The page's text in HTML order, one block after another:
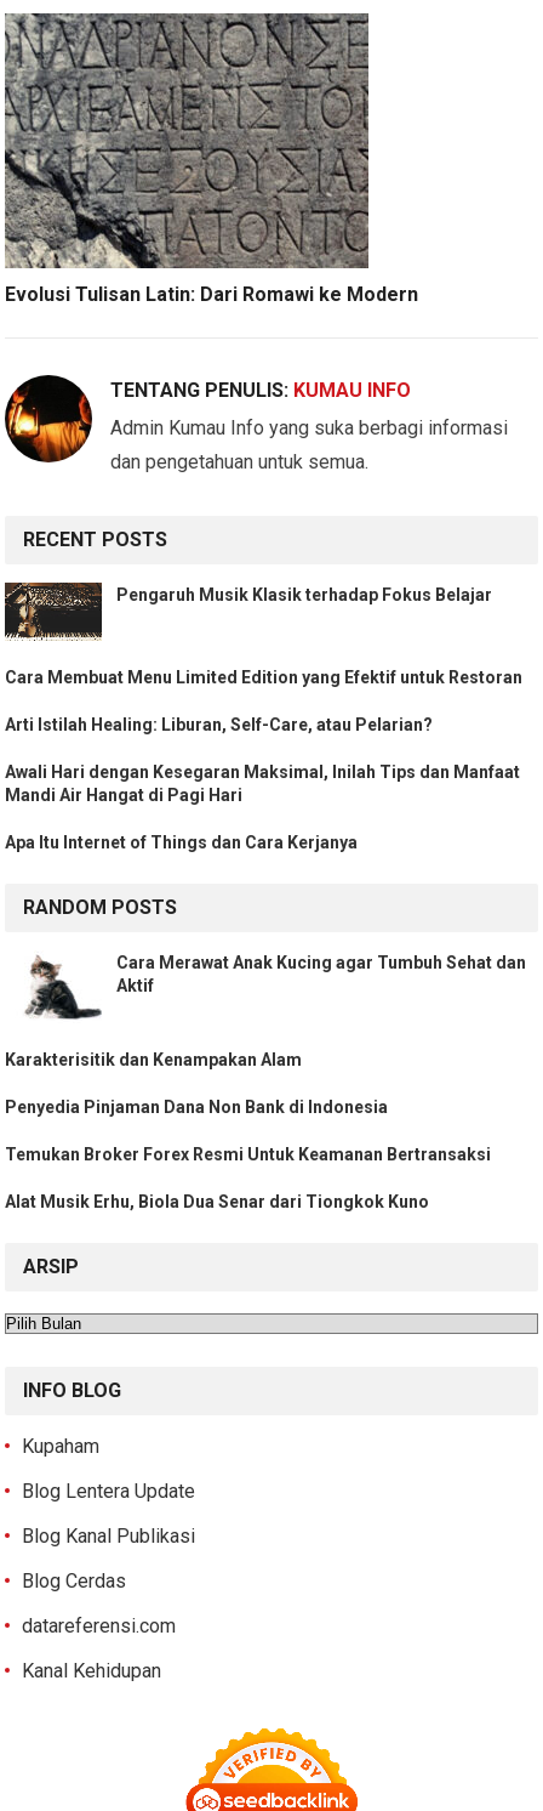
Evolusi Tulisan Latin: Dari Romawi ke Modern
TENTANG PENULIS: KUMAU INFO
Admin Kumau Info yang suka berbagi informasi
dan pengetahuan untuk semua.
RECENT POSTS
Pengaruh Musik Klasik terhadap Fokus Belajar
Cara Membuat Menu Limited Edition yang Efektif untuk Restoran
Arti Istilah Healing: Liburan, Self-Care, atau Pelarian?
Awali Hari dengan Kesegaran Maksimal, Inilah Tips dan Manfaat
Mandi Air Hangat di Pagi Hari
Apa Itu Internet of Things dan Cara Kerjanya
RANDOM POSTS
Cara Merawat Anak Kucing agar Tumbuh Sehat dan
Aktif
Karakterisitik dan Kenampakan Alam
Penyedia Pinjaman Dana Non Bank di Indonesia
Temukan Broker Forex Resmi Untuk Keamanan Bertransaksi
Alat Musik Erhu, Biola Dua Senar dari Tiongkok Kuno
ARSIP
Arsip
INFO BLOG
Kupaham
Blog Lentera Update
Blog Kanal Publikasi
Blog Cerdas
datareferensi.com
Kanal Kehidupan